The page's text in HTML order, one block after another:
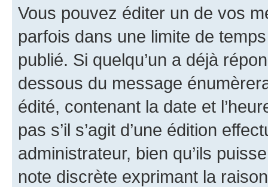
Vous pouvez éditer un de vos
parfois dans une limite de
publié. Si quelqu’un a déjà
dessous du message
édité, contenant la date et
pas s’il s’agit d’une édition
administrateur, bien qu’ils
note discrète exprimant la